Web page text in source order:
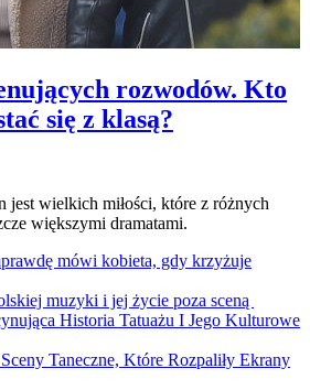
rozwodów. Kto
się z klasą?
jest wielkich miłości, które z różnych
większymi dramatami.
mówi kobieta, gdy krzyżuje
muzyki i jej życie poza sceną
Historia Tatuażu I Jego Kulturowe
Taneczne, Które Rozpaliły Ekrany